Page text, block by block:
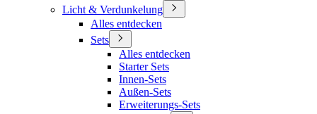
Licht & Verdunkelung
Alles entdecken
Sets
Alles entdecken
Starter Sets
Innen-Sets
Außen-Sets
Erweiterungs-Sets